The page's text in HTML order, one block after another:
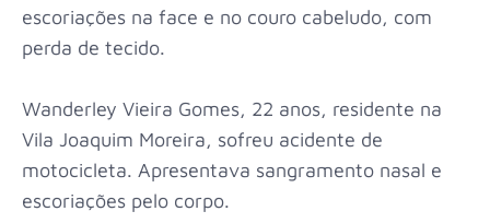
escoriações na face e no couro cabeludo, com
perda de tecido.
Wanderley Vieira Gomes, 22 anos, residente na
Vila Joaquim Moreira, sofreu acidente de
motocicleta. Apresentava sangramento nasal e
escoriações pelo corpo.